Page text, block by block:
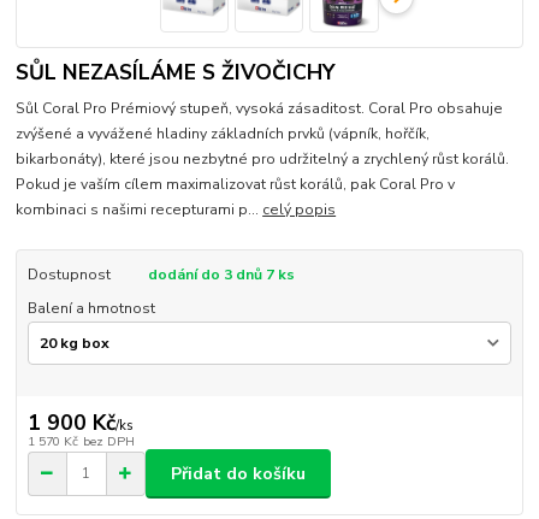
SŮL NEZASÍLÁME S ŽIVOČICHY
Sůl Coral Pro Prémiový stupeň, vysoká zásaditost. Coral Pro obsahuje
zvýšené a vyvážené hladiny základních prvků (vápník, hořčík,
bikarbonáty), které jsou nezbytné pro udržitelný a zrychlený růst korálů.
Pokud je vaším cílem maximalizovat růst korálů, pak Coral Pro v
kombinaci s našimi recepturami p... celý popis
Dostupnost
dodání do 3 dnů 7 ks
Balení a hmotnost
1 900 Kč/ks
1 570 Kč bez DPH
Přidat do košíku